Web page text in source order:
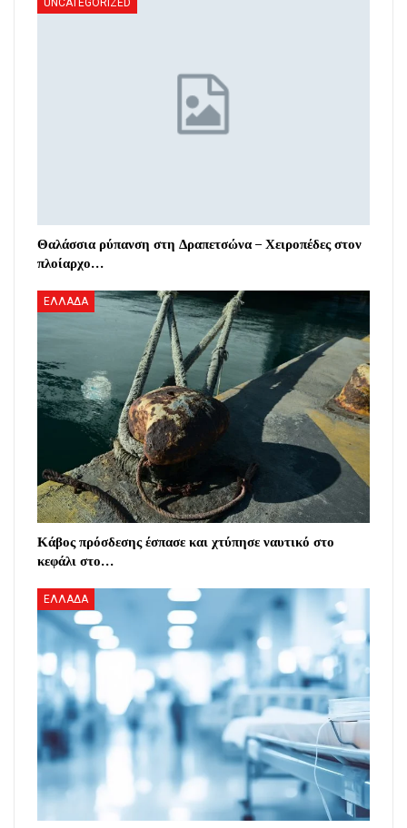
UNCATEGORIZED
Θαλάσσια ρύπανση στη Δραπετσώνα – Χειροπέδες στον
πλοίαρχο…
ΕΛΛΑΔΑ
Κάβος πρόσδεσης έσπασε και χτύπησε ναυτικό στο
κεφάλι στο…
ΕΛΛΑΔΑ